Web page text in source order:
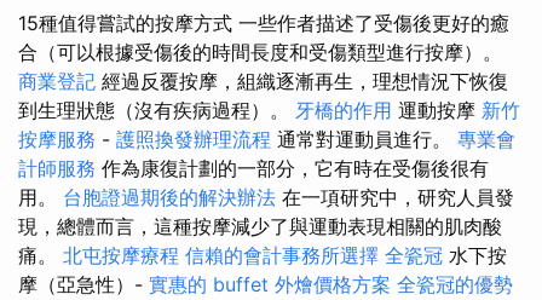
15種值得嘗試的按摩方式 一些作者描述了受傷後更好的癒
合（可以根據受傷後的時間長度和受傷類型進行按摩）。
商業登記 經過反覆按摩，組織逐漸再生，理想情況下恢復
到生理狀態（沒有疾病過程）。 牙橋的作用 運動按摩 新竹
按摩服務 - 護照換發辦理流程 通常對運動員進行。 專業會
計師服務 作為康復計劃的一部分，它有時在受傷後很有
用。 台胞證過期後的解決辦法 在一項研究中，研究人員發
現，總體而言，這種按摩減少了與運動表現相關的肌肉酸
痛。 北屯按摩療程 信賴的會計事務所選擇 全瓷冠 水下按
摩（亞急性）- 實惠的 buffet 外燴價格方案 全瓷冠的優勢